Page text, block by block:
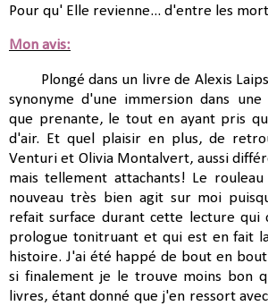
Pour qu' Elle revienne... d'entre les
Mon avis:
Plongé dans un livre de Alexis
synonyme d'une immersion dans
que prenante, le tout en ayant pris
d'air. Et quel plaisir en plus, de
Venturi et Olivia Montalvert, aussi
mais tellement attachants! Le
nouveau très bien agit sur moi
refait surface durant cette lecture qui
prologue tonitruant et qui est en fait
histoire. J'ai été happé de bout en
si finalement je le trouve moins bon
livres, étant donné que j'en ressort